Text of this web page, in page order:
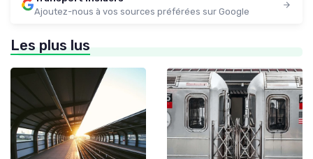
Ajoutez-nous à vos sources préférées sur Google
Les plus lus